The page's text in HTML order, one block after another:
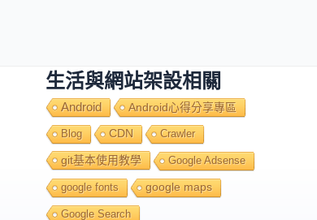
生活與網站架設相關
Android Android心得分享專區
Blog CDN Crawler
git基本使用教學 Google Adsense
google fonts google maps
Google Search